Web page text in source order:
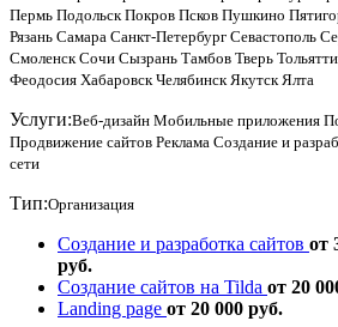
Пермь Подольск Покров Псков Пушкино
Рязань Самара Санкт-Петербург Севастополь
Смоленск Сочи Сызрань Тамбов Тверь Тольятти
Феодосия Хабаровск Челябинск Якутск Ялта
Услуги:Веб-дизайн Мобильные приложения
Продвижение сайтов Реклама Создание и
сети
Тип:Организация
Создание и разработка сайтов от
руб.
Создание сайтов на Tilda от 20
Landing page от 20 000 руб.